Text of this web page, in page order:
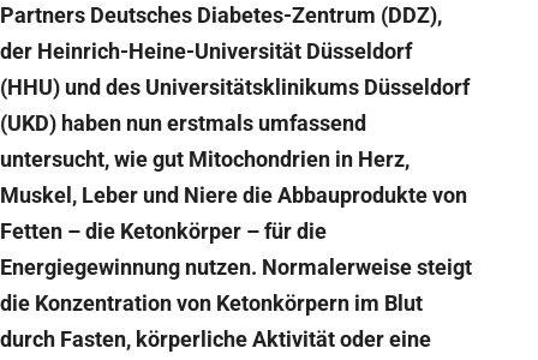
Partners Deutsches Diabetes-Zentrum (DDZ),
der Heinrich-Heine-Universität Düsseldorf
(HHU) und des Universitätsklinikums Düsseldorf
(UKD) haben nun erstmals umfassend
untersucht, wie gut Mitochondrien in Herz,
Muskel, Leber und Niere die Abbauprodukte von
Fetten – die Ketonkörper – für die
Energiegewinnung nutzen. Normalerweise steigt
die Konzentration von Ketonkörpern im Blut
durch Fasten, körperliche Aktivität oder eine